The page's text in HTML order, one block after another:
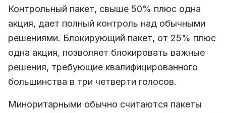
Контрольный пакет, свыше 50% плюс одна
акция, дает полный контроль над обычными
решениями. Блокирующий пакет, от 25% плюс
одна акция, позволяет блокировать важные
решения, требующие квалифицированного
большинства в три четверти голосов.
Миноритарными обычно считаются пакеты